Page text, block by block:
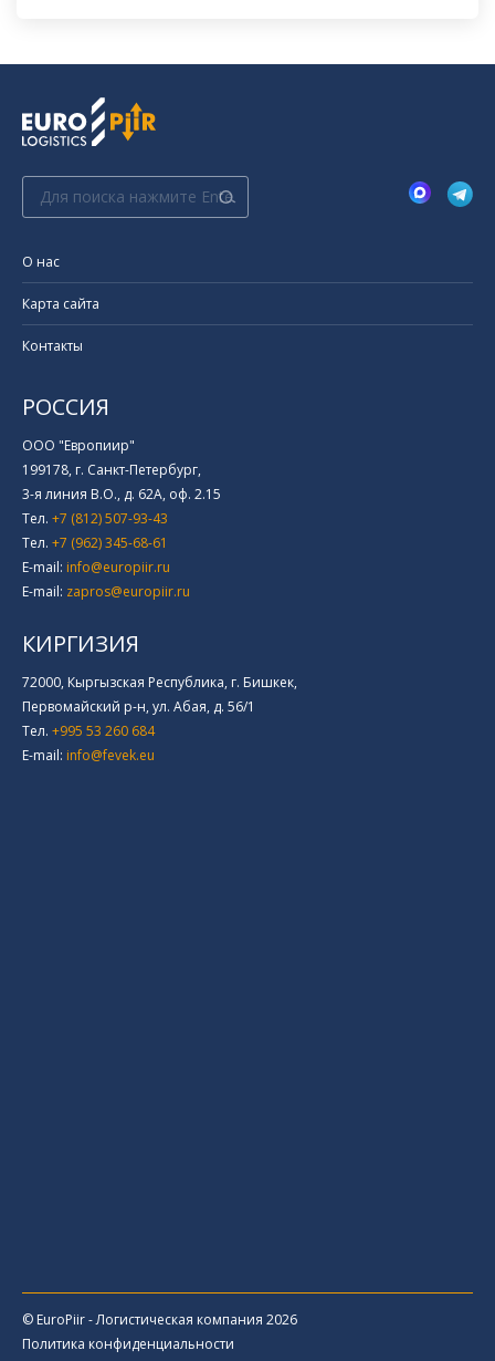
Поиск:
РОССИЯ
ООО "Европиир"
199178, г. Санкт-Петербург,
3-я линия В.О., д. 62А, оф. 2.15
Тел. +7 (812) 507-93-43
Тел. +7 (962) 345-68-61
E-mail: info@europiir.ru
E-mail: zapros@europiir.ru
КИРГИЗИЯ
72000, Кыргызская Республика, г. Бишкек,
Первомайский р-н, ул. Абая, д. 56/1
Тел. +995 53 260 684
E-mail: info@fevek.eu
О нас
Карта сайта
Контакты
© EuroPiir - Логистическая компания 2026
Политика конфиденциальности